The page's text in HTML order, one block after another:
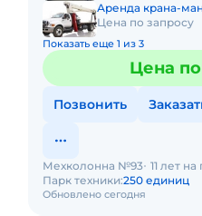
Аренда крана-
Цена по запросу
Показать еще 1 из 3
Цена
Позвонить
Обновлено сегодня
Мехколонна №93 11 лет
Парк техники:250 единиц